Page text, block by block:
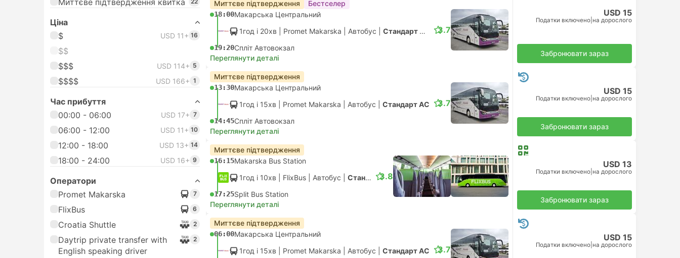
Миттєве підтвердження квитка
Цiна
$
USD 11+ 16
$$
$$$
USD 114+ 5
$$$$ USD 166+ 1
Час прибуття
00:00 - 06:00
USD 17+ 7
06:00 - 12:00 USD 11+ 10
12:00 - 18:00 USD 13+ 14
18:00 - 24:00 USD 16+ 9
Оператори
Promet Makarska
7
FlixBus 6
Croatia Shuttle 2
Daytrip private transfer with
English speaking driver
2
Миттєве підтвердження
Бестселер
18:00Макарська Центральний
1год і 20хв | Promet Makarska Автобус Стандарт АС
19:20Спліт Автовокзал
3.7
Переглянути деталі
USD 15
Податки включено на дорослого
Забронювати зараз
Миттєве підтвердження
13:30Макарська Центральний
1год і 15хв | Promet Makarska Автобус Стандарт АС
14:45Спліт Автовокзал
3.7
Переглянути деталі
USD 15
Податки включено на дорослого
Забронювати зараз
Миттєве підтвердження
16:15Makarska Bus Station
1год і 10хв | FlixBus Автобус Стандарт
17:25Split Bus Station
3.8
Переглянути деталі
USD 13
Податки включено на дорослого
Забронювати зараз
Миттєве підтвердження
06:00Макарська Центральний
1год і 15хв | Promet Makarska Автобус Стандарт АС 3.7
USD 15
Податки включено на дорослого